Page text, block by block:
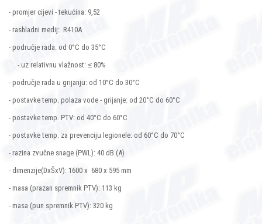
- promjer cijevi - tekućina: 9,52
- rashladni medij: R410A
- područje rada: od 0°C do 35°C
- uz relativnu vlažnost: ≤ 80%
- područje rada u grijanju: od 10°C do 30°C
- postavke temp. polaza vode - grijanje: od 20°C do 60°C
- postavke temp. PTV: od 40°C do 60°C
- postavke temp. za prevenciju legionele: od 60°C do 70°C
- razina zvučne snage (PWL): 40 dB (A)
- dimenzije(DxŠxV): 1600 x 680 x 595 mm
- masa (prazan spremnik PTV): 113 kg
- masa (pun spremnik PTV): 320 kg